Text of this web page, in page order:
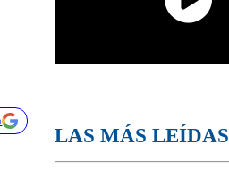
LAS MÁS LEÍDAS